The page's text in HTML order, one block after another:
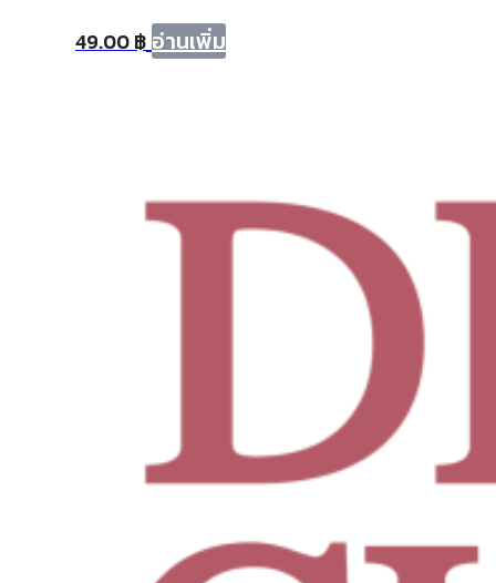
49.00฿อ่านเพิ่ม